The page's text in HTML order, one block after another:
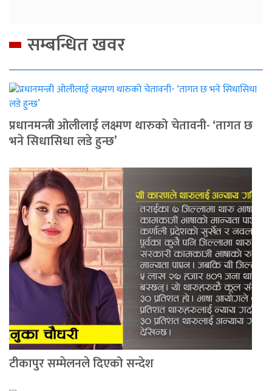
सम्बन्धित खवर
प्रधानमन्त्री ओलीलाई लक्ष्मण थारुको चेतावनी- ‘तागत छ
भने सिधासिधा लडे हुन्छ’
टीकापुर सम्मेलनले दिएको सन्देश